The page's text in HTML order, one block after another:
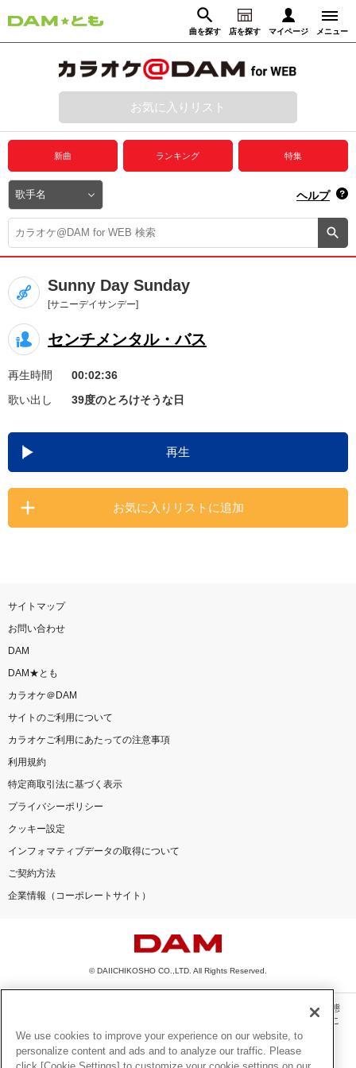
曲を探す 店を探す マイページ メニュー
動画からさがす 録音からさがす
ログイン
プレミアムサービス
DAM★とも動画
DAM★とも録音
カラオケ＠DAM
ユーザー検索
キャンペーン
お知らせ よくあるご質問
DAMの新曲・ランキングなど
カラオケ最新情報をチェック！
お気に入りリスト
新曲 ランキング 特集
ヘルプ
Sunny Day Sunday
[サニーデイサンデー]
センチメンタル・バス
再生時間
00:02:36
歌い出し
39度のとろけそうな日
再生
お気に入りリストに追加
サイトマップ
お問い合わせ
DAM
DAM★とも
カラオケ＠DAM
サイトのご利用について
カラオケご利用にあたっての注意事項
利用規約
特定商取引法に基づく表示
プライバシーポリシー
クッキー設定
インフォマティブデータの取得について
ご契約方法
企業情報（コーポレートサイト）
© DAIICHIKOSHO CO.,LTD. All Rights Reserved.
このサイトに掲載されている一切の文章・画像・写真・動画・音声等を、手段や形態
を問わず、著作権法の定める範囲を超えて無断で複製、転載、ファイル化などするこ
とを禁じます。
楽曲及びコンテンツは、機種によりご利用いただけない場合があります。
We use cookies to improve your experience on our website, to
personalize content and ads and to analyze our traffic. Please